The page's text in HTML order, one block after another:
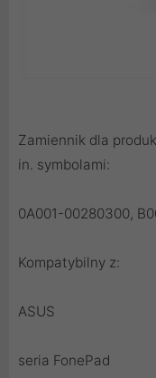
Zamiennik dla
in. symbolami:
0A001-00280300,
Kompatybilny z:
ASUS
seria FonePad